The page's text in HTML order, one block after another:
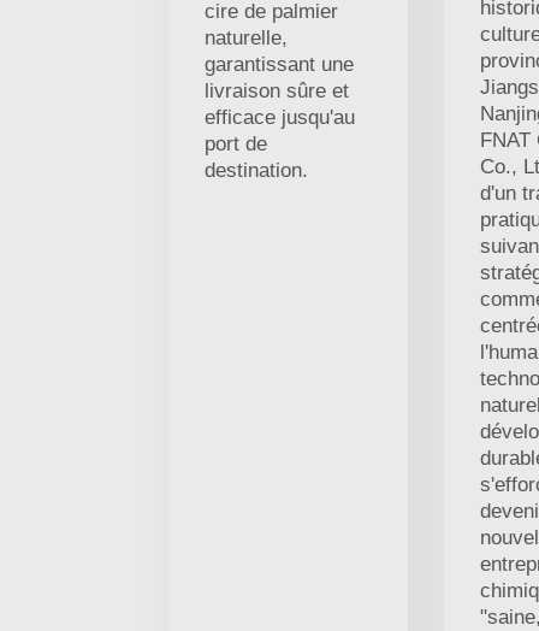
cire de palmier
naturelle,
garantissant une
livraison sûre et
efficace jusqu'au
port de
destination.
FNAT
Co.,
d'un